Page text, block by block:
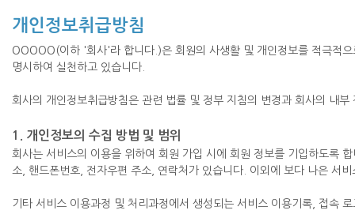
개인정보취급방침
OOOOO(이하 '회사'라 합니다.)은 회원의 사생활 및 개인정보를 적극적
명시하여 실천하고 있습니다.
회사의 개인정보취급방침은 관련 법률 및 정부 지침의 변경과 회사의 내
1. 개인정보의 수집 방법 및 범위
회사는 서비스의 이용을 위하여 회원 가입 시에 회원 정보를 기입하도록
소, 핸드폰번호, 전자우편 주소, 연락처가 있습니다. 이외에 보다 나은 서
기타 서비스 이용과정 및 처리과정에서 생성되는 서비스 이용기록, 접속